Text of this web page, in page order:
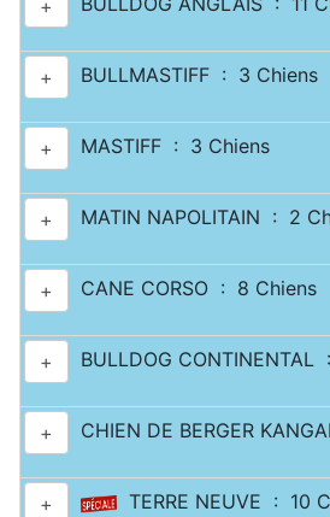
+
+ BULLMASTIFF : 3 Chiens
+ MASTIFF : 3 Chiens
+ MATIN NAPOLITAIN : 2
+ CANE CORSO : 8 Chiens
+ BULLDOG CONTINENTAL
+ CHIEN DE BERGER
+ TERRE NEUVE : 10